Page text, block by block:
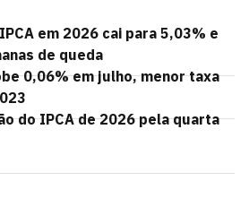
em 2026 cai para 5,03% e
de queda
0,06% em julho, menor taxa
do IPCA de 2026 pela quarta